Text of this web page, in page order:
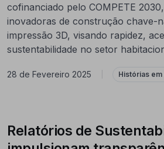
cofinanciado pelo COMPETE
inovadoras de construção chave-
impressão 3D, visando rapidez,
sustentabilidade no setor
28 de Fevereiro 2025 Histórias
Relatórios de